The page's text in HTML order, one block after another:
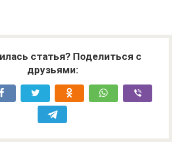
статья? Поделиться с
друзьями: